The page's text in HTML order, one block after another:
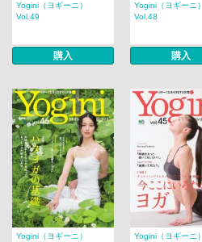
Yogini（ヨギーニ）
Vol.49
購入
Yogini（ヨギーニ）
Vol.48
購入
Yogini（ヨギーニ）
Yogini（ヨギーニ）